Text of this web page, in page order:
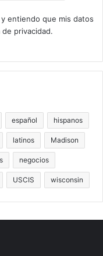
entiendo que mis datos
privacidad.
español hispanos
latinos Madison
negocios
USCIS wisconsin